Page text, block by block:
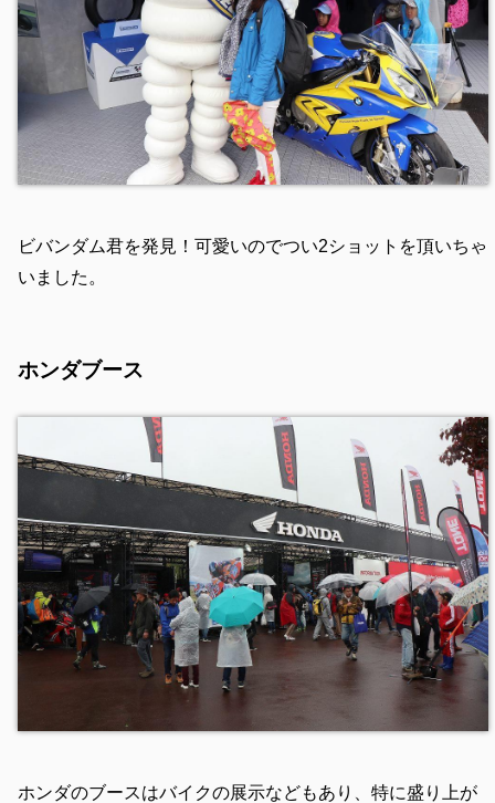
ビバンダム君を発見！可愛いのでつい2ショットを頂いちゃ
いました。
ホンダブース
ホンダのブースはバイクの展示などもあり、特に盛り上が